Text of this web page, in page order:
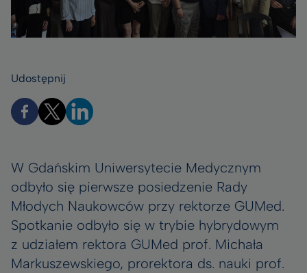
Udostępnij
W Gdańskim Uniwersytecie Medycznym
odbyło się pierwsze posiedzenie Rady
Młodych Naukowców przy rektorze GUMed.
Spotkanie odbyło się w trybie hybrydowym
z udziałem rektora GUMed prof. Michała
Markuszewskiego, prorektora ds. nauki prof.